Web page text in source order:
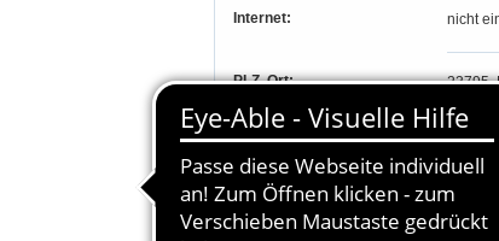
Internet: nicht
PLZ, Ort: 23795,
Längengrad, Breitengrad -, -
Parcourschefs: Torben
Richter:
Jana